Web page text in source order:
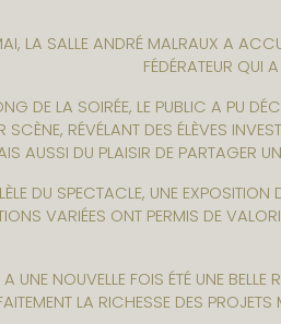
LA SALLE ANDRÉ MALRAUX A
FÉDÉRATEUR QUI
DE LA SOIRÉE, LE PUBLIC A PU
SCÈNE, RÉVÉLANT DES ÉLÈVES
AUSSI DU PLAISIR DE PARTAGER
DU SPECTACLE, UNE
VARIÉES ONT PERMIS DE
A UNE NOUVELLE FOIS ÉTÉ UNE
LA RICHESSE DES